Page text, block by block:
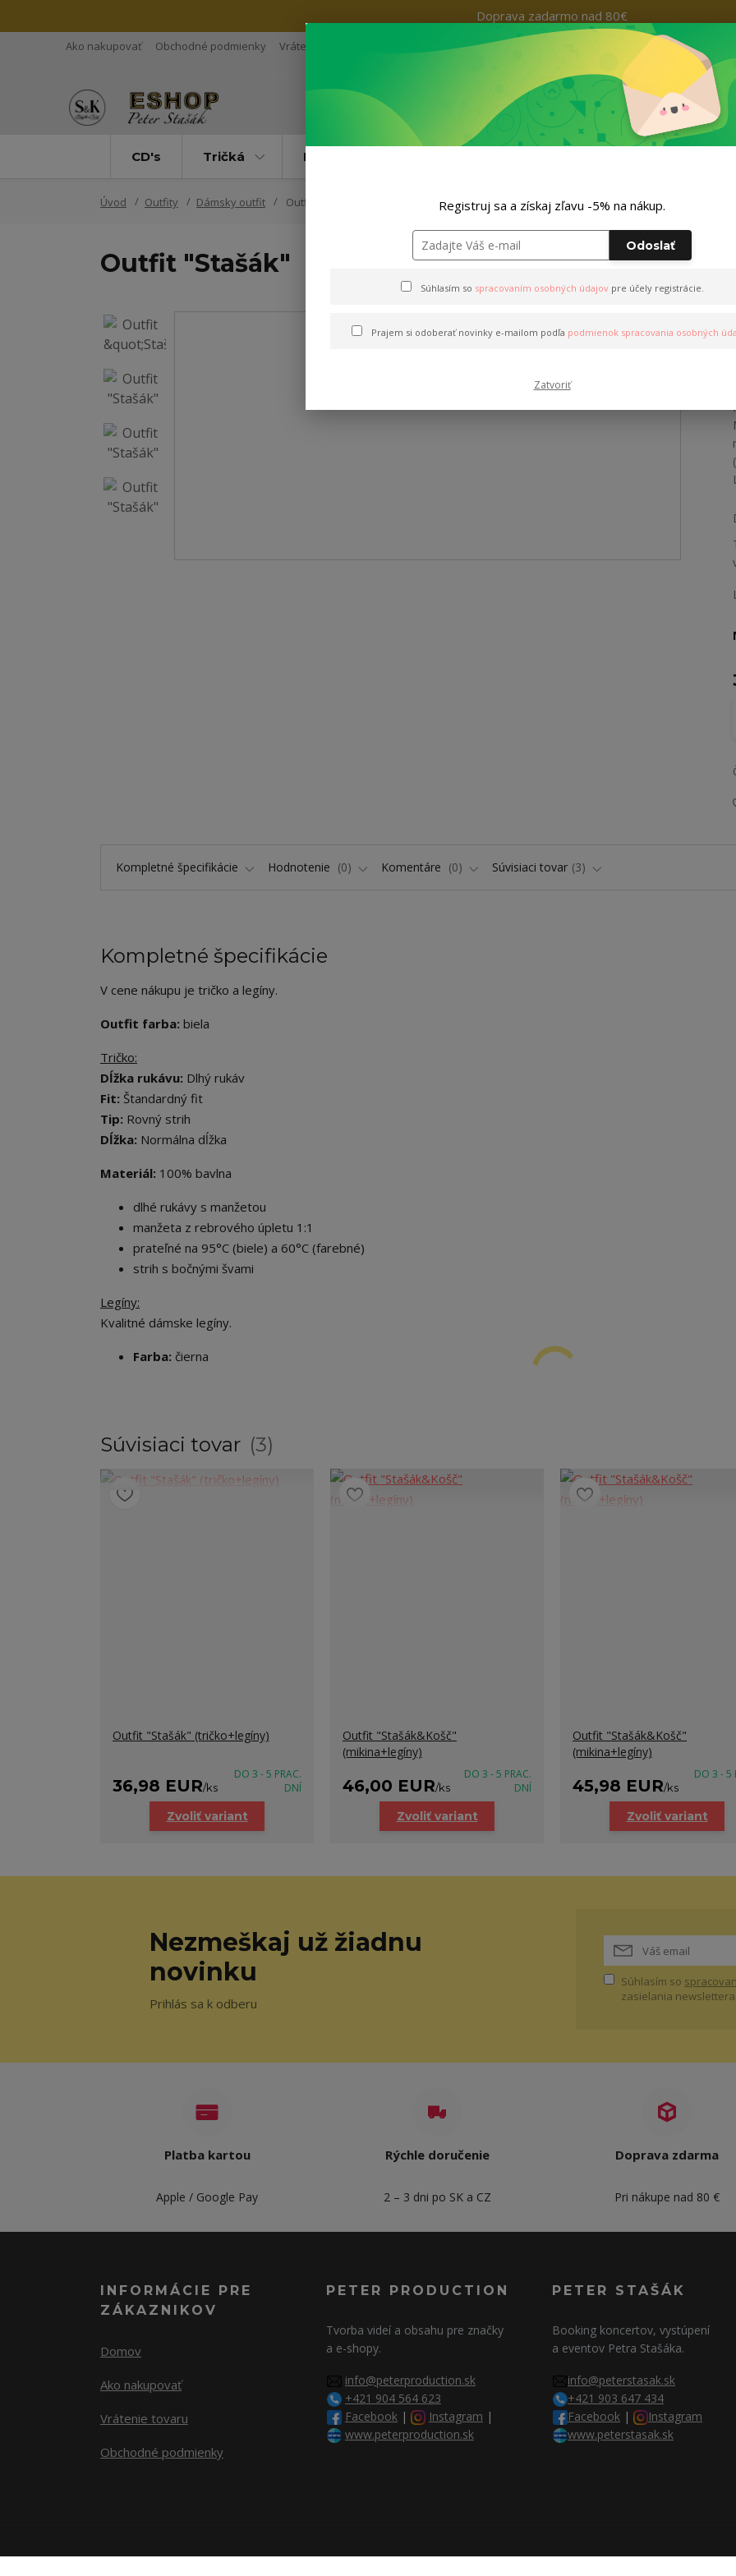
Doprava zadarmo nad 80€
Ako nakupovať Obchodné podmienky Vrátenie tovaru
Hľadať
+421
CD's Tričká Mikiny
Úvod Outfity Dámsky outfit Outfit "Stašák"
Outfit "Stašák"
Kompletné špecifikácie Hodnotenie 0 Komentáre 0 Súvisiaci tovar 3
Kompletné špecifikácie
V cene nákupu je tričko a legíny.
Outfit farba: biela
Tričko:
Dĺžka rukávu: Dlhý rukáv
Fit: Štandardný fit
Tip: Rovný strih
Dĺžka: Normálna dĺžka
Materiál: 100% bavlna
dlhé rukávy s manžetou
manžeta z rebrového úpletu 1:1
prateľné na 95°C (biele) a 60°C (farebné)
strih s bočnými švami
Legíny:
Kvalitné dámske legíny.
Farba: čierna
Súvisiaci tovar 3
Outfit "Stašák" (tričko+legíny)
36,98 EUR/ks
DO 3 - 5 PRAC.
DNÍ
Zvoliť variant
Outfit "Stašák&Košč"
(mikina+legíny)
46,00 EUR/ks
DO 3 - 5 PRAC.
DNÍ
Zvoliť variant
Outfit "Stašák&Košč"
(mikina+legíny)
45,98 EUR/ks
DO 3 - 5
Zvoliť variant
Nezmeškaj už žiadnu
novinku
Prihlás sa k odberu
Súhlasím so
zasielania newslettera.
Platba kartou
Apple / Google Pay
Rýchle doručenie
2 – 3 dni po SK a CZ
Doprava zdarma
Pri nákupe nad 80 €
INFORMÁCIE PRE
ZÁKAZNIKOV
Domov
Ako nakupovať
Vrátenie tovaru
Obchodné podmienky
PETER PRODUCTION
Tvorba videí a obsahu pre značky
a e-shopy.
info@peterproduction.sk
+421 904 564 623
Facebook | Instagram |
www.peterproduction.sk
PETER STAŠÁK
Booking koncertov, vystúpení
a eventov Petra Stašáka.
info@peterstasak.sk
+421 903 647 434
Facebook |
Instagram
www.peterstasak.sk
Registruj sa a získaj zľavu -5% na nákup.
Odoslať
Súhlasím so spracovaním osobných údajovpre účely registrácie.
Prajem si odoberať novinky e-mailom podľa podmienok spracovania osobných
Zatvoriť